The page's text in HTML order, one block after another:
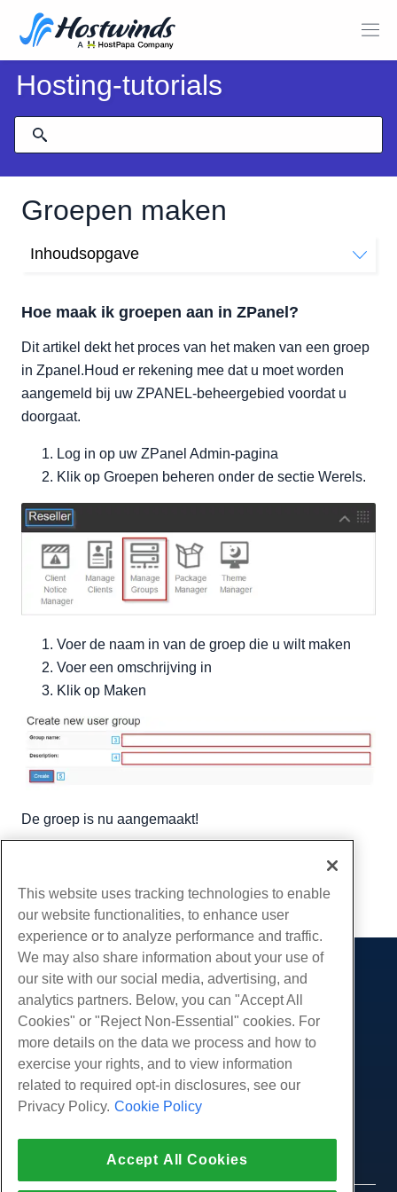
Hosting-tutorials
Groepen maken
Inhoudsopgave
Hoe maak ik groepen aan in ZPanel?
Dit artikel dekt het proces van het maken van een groep
in Zpanel.Houd er rekening mee dat u moet worden
aangemeld bij uw ZPANEL-beheergebied voordat u
doorgaat.
Log in op uw ZPanel Admin-pagina
Klik op Groepen beheren onder de sectie Werels.
Voer de naam in van de groep die u wilt maken
Voer een omschrijving in
Klik op Maken
De groep is nu aangemaakt!
Kopiëren URL
Producten
Web hosting
Zakelijke hosting
White Label-wederverkoper
Beheerde Linux VPS
Onbeheerde Windows VPS
Diensten
Website-migraties
Gemeenschap
Productdocumentatie
Tutorials
Bedrijf
Over ons
Neem contact op
druk op
Ondersteuning
Live chat met ons
This website uses tracking technologies to enable
our website functionalities, to enhance user
experience or to analyze performance and traffic.
We may also share information about your use of
our site with our social media, advertising, and
analytics partners. Below, you can "Accept All
Cookies" or "Reject Non-Essential" cookies. For
more details on the data we process and how to
exercise your rights, and to view information
related to required opt-in disclosures, see our
Privacy Policy. Cookie Policy
Accept All Cookies